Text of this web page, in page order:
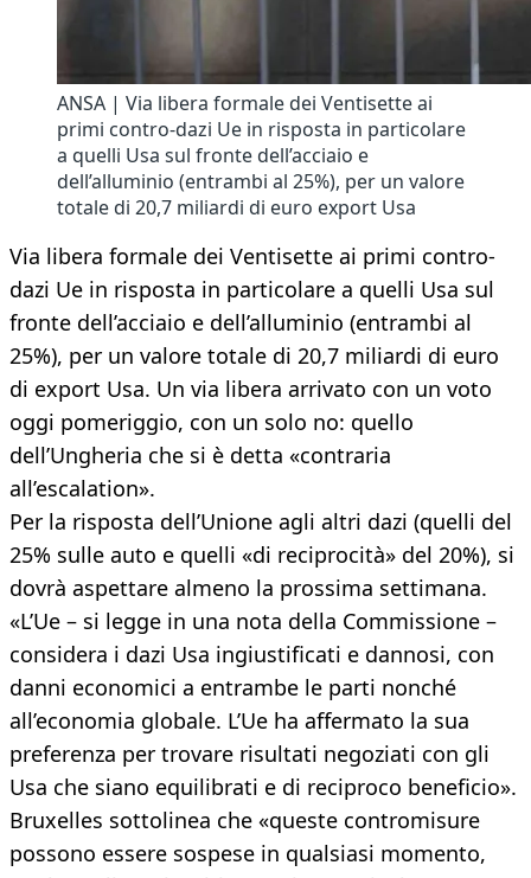
ANSA | Via libera formale dei Ventisette ai
primi contro-dazi Ue in risposta in particolare
a quelli Usa sul fronte dell’acciaio e
dell’alluminio (entrambi al 25%), per un valore
totale di 20,7 miliardi di euro export Usa
Via libera formale dei Ventisette ai primi contro-
dazi Ue in risposta in particolare a quelli Usa sul
fronte dell’acciaio e dell’alluminio (entrambi al
25%), per un valore totale di 20,7 miliardi di euro
di export Usa. Un via libera arrivato con un voto
oggi pomeriggio, con un solo no: quello
dell’Ungheria che si è detta «contraria
all’escalation».
Per la risposta dell’Unione agli altri dazi (quelli del
25% sulle auto e quelli «di reciprocità» del 20%), si
dovrà aspettare almeno la prossima settimana.
«L’Ue – si legge in una nota della Commissione –
considera i dazi Usa ingiustificati e dannosi, con
danni economici a entrambe le parti nonché
all’economia globale. L’Ue ha affermato la sua
preferenza per trovare risultati negoziati con gli
Usa che siano equilibrati e di reciproco beneficio».
Bruxelles sottolinea che «queste contromisure
possono essere sospese in qualsiasi momento,